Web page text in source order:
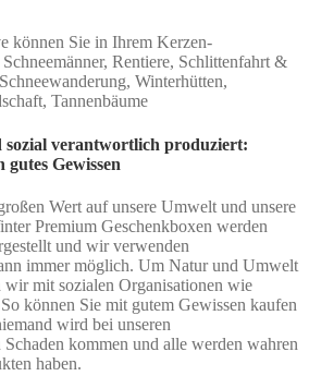
können Sie in Ihrem Kerzen-
Rentiere, Schlittenfahrt &
Winterhütten,
Tannenbäume
verantwortlich produziert:
Gewissen
Wert auf unsere Umwelt und unsere
Premium Geschenkboxen werden
und wir verwenden
immer möglich. Um Natur und Umwelt
wir mit sozialen Organisationen wie
können Sie mit gutem Gewissen kaufen
wird bei unseren
kommen und alle werden wahren
haben.